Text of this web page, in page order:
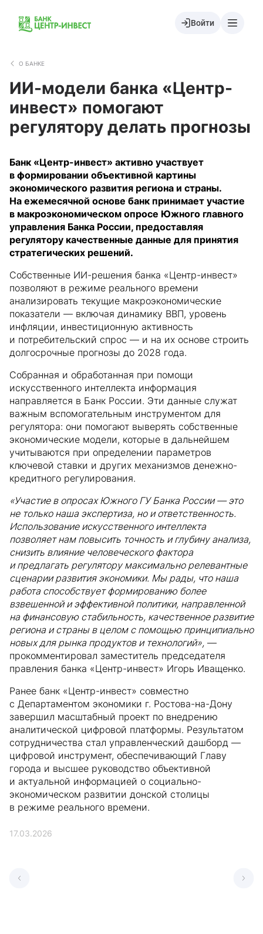
Войти
О БАНКЕ
ИИ-модели банка «Центр-
инвест» помогают
регулятору делать прогнозы
Банк «Центр-инвест» активно участвует
в формировании объективной картины
экономического развития региона и страны.
На ежемесячной основе банк принимает участие
в макроэкономическом опросе Южного главного
управления Банка России, предоставляя
регулятору качественные данные для принятия
стратегических решений.
Собственные ИИ-решения банка «Центр-инвест»
позволяют в режиме реального времени
анализировать текущие макроэкономические
показатели — включая динамику ВВП, уровень
инфляции, инвестиционную активность
и потребительский спрос — и на их основе строить
долгосрочные прогнозы до 2028 года.
Собранная и обработанная при помощи
искусственного интеллекта информация
направляется в Банк России. Эти данные служат
важным вспомогательным инструментом для
регулятора: они помогают выверять собственные
экономические модели, которые в дальнейшем
учитываются при определении параметров
ключевой ставки и других механизмов денежно-
кредитного регулирования.
«Участие в опросах Южного ГУ Банка России — это
не только наша экспертиза, но и ответственность.
Использование искусственного интеллекта
позволяет нам повысить точность и глубину анализа,
снизить влияние человеческого фактора
и предлагать регулятору максимально релевантные
сценарии развития экономики. Мы рады, что наша
работа способствует формированию более
взвешенной и эффективной политики, направленной
на финансовую стабильность, качественное развитие
региона и страны в целом с помощью принципиально
новых для рынка продуктов и технологий», —
прокомментировал заместитель председателя
правления банка «Центр-инвест» Игорь Иващенко.
Ранее банк «Центр-инвест» совместно
с Департаментом экономики г. Ростова-на-Дону
завершил масштабный проект по внедрению
аналитической цифровой платформы. Результатом
сотрудничества стал управленческий дашборд —
цифровой инструмент, обеспечивающий Главу
города и высшее руководство объективной
и актуальной информацией о социально-
экономическом развитии донской столицы
в режиме реального времени.
17.03.2026